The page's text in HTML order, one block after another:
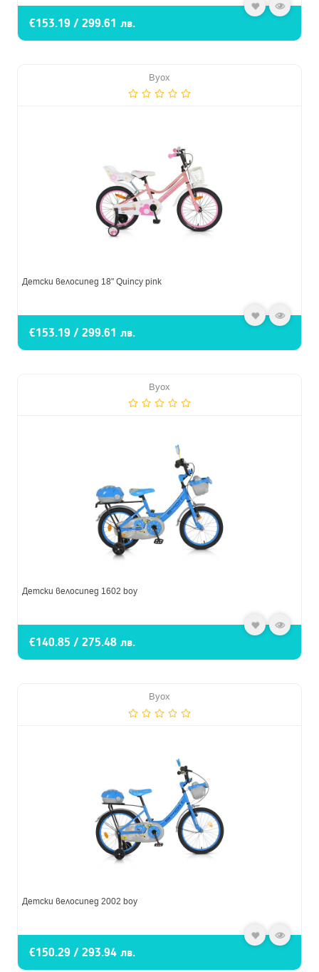
€153.19 / 299.61 лв.
Byox
Детски велосипед 18" Quincy pink
€153.19 / 299.61 лв.
Byox
Детски велосипед 1602 boy
€140.85 / 275.48 лв.
Byox
Детски велосипед 2002 boy
€150.29 / 293.94 лв.